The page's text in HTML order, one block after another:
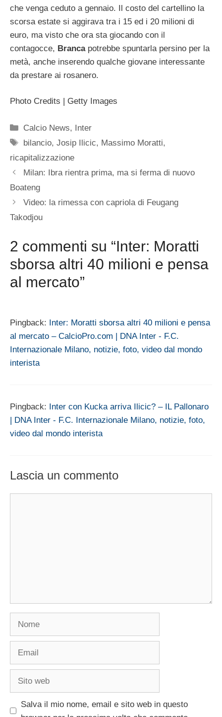
che venga ceduto a gennaio. Il costo del cartellino la
scorsa estate si aggirava tra i 15 ed i 20 milioni di
euro, ma visto che ora sta giocando con il
contagocce, Brancapotrebbe spuntarla persino per la
metà, anche inserendo qualche giovane interessante
da prestare ai rosanero.
Photo Credits | Getty Images
Categorie
Calcio News, Inter
Tag
bilancio,Josip Ilicic, Massimo Moratti,
ricapitalizzazione
Milan: Ibra rientra prima, ma si ferma di nuovo
Boateng
Video: la rimessa con capriola di Feugang
Takodjou
2 commenti su “Inter: Moratti
sborsa altri 40 milioni e pensa
al mercato”
Pingback:
Inter: Moratti sborsa altri 40 milioni e pensa
al mercato – CalcioPro.com | DNA Inter - F.C.
Internazionale Milano, notizie, foto, video dal mondo
interista
Pingback:
Inter con Kucka arriva Ilicic? – IL Pallonaro
| DNA Inter - F.C. Internazionale Milano, notizie, foto,
video dal mondo interista
Lascia un commento
Nome
Email
Sito
Salva il mio nome, email e sito web in questo